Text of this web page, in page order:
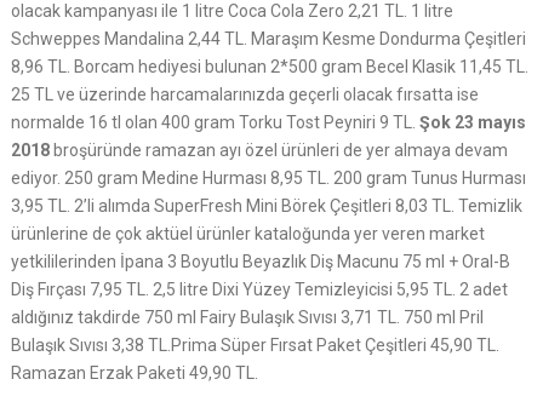
olacak kampanyası ile 1 litre Coca Cola Zero 2,21 TL. 1 litre
Schweppes Mandalina 2,44 TL. Maraşım Kesme Dondurma Çeşitleri
8,96 TL. Borcam hediyesi bulunan 2*500 gram Becel Klasik 11,45 TL.
25 TL ve üzerinde harcamalarınızda geçerli olacak fırsatta ise
normalde 16 tl olan 400 gram Torku Tost Peyniri 9 TL. Şok 23 mayıs
2018broşüründe ramazan ayı özel ürünleri de yer almaya devam
ediyor. 250 gram Medine Hurması 8,95 TL. 200 gram Tunus Hurması
3,95 TL. 2’li alımda SuperFresh Mini Börek Çeşitleri 8,03 TL. Temizlik
ürünlerine de çok aktüel ürünler kataloğunda yer veren market
yetkililerinden İpana 3 Boyutlu Beyazlık Diş Macunu 75 ml + Oral-B
Diş Fırçası 7,95 TL. 2,5 litre Dixi Yüzey Temizleyicisi 5,95 TL. 2 adet
aldığınız takdirde 750 ml Fairy Bulaşık Sıvısı 3,71 TL. 750 ml Pril
Bulaşık Sıvısı 3,38 TL.Prima Süper Fırsat Paket Çeşitleri 45,90 TL.
Ramazan Erzak Paketi 49,90 TL.